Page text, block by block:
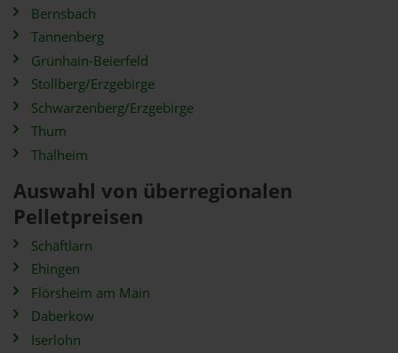
Bernsbach
Tannenberg
Grünhain-Beierfeld
Stollberg/Erzgebirge
Schwarzenberg/Erzgebirge
Thum
Thalheim
Auswahl von überregionalen
Pelletpreisen
Schäftlarn
Ehingen
Flörsheim am Main
Daberkow
Iserlohn